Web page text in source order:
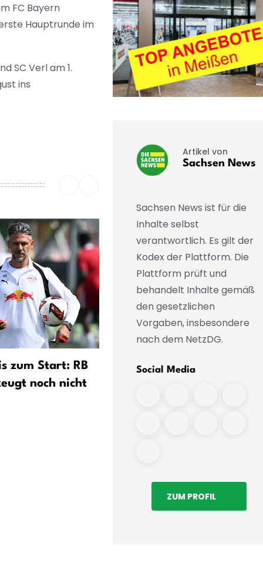
FC Bayern
Hauptrunde im
SC Verl am 1.
ins
zum Start: RB
noch nicht
«Die können das»: Sander
Artikel von
Sachsen News
Sachsen News ist für die
Inhalte selbst
verantwortlich. Es gilt der
Kodex der Plattform. Die
Plattform prüft und
behandelt Inhalte gemäß
den gesetzlichen
Vorgaben, insbesondere
nach dem NetzDG.
Social Media
ZUM PROFIL